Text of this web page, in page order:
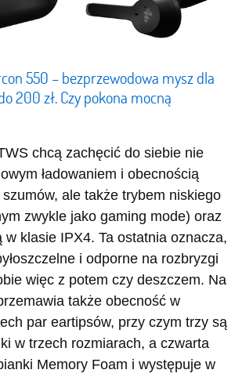
550 – bezprzewodowa mysz dla
200 zł. Czy pokona mocną
chcą zachęcić do siebie nie
ładowaniem i obecnością
ale także trybem niskiego
zwykle jako gaming mode) oraz
w klasie IPX4. Ta ostatnia oznacza,
i odporne na rozbryzgi
więc z potem czy deszczem. Na
także obecność w
par eartipsów, przy czym trzy są
w trzech rozmiarach, a czwarta
Memory Foam i występuje w